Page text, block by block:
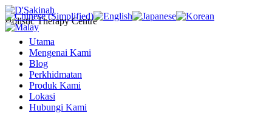
Holistic Therapy Centre
Utama
Mengenai Kami
Blog
Perkhidmatan
Produk Kami
Lokasi
Hubungi Kami